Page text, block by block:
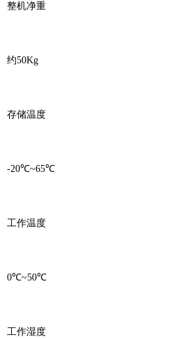
整机净重
约50Kg
存储温度
-20℃~65℃
工作温度
0℃~50℃
工作湿度